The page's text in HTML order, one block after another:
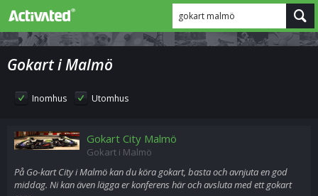
gokart malmö
Gokart i Malmö
Inomhus Utomhus
Gokart City Malmö
Gokart i Malmö
På Go-kart City i Malmö kan du köra gokart, basta och avnjuta en god
middag. Ni kan även lägga er konferens här och avsluta med ett gokart